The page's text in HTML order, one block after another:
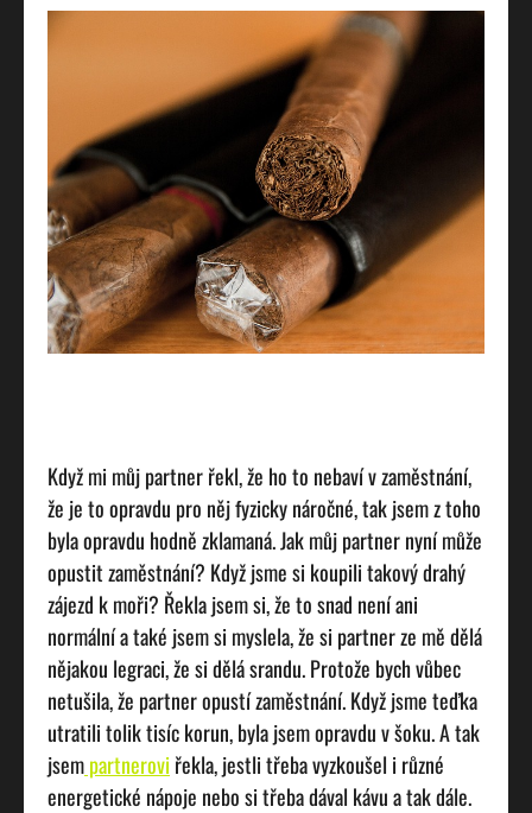
Když mi můj partner řekl, že ho to nebaví v zaměstnání,
že je to opravdu pro něj fyzicky náročné, tak jsem z toho
byla opravdu hodně zklamaná. Jak můj partner nyní může
opustit zaměstnání? Když jsme si koupili takový drahý
zájezd k moři? Řekla jsem si, že to snad není ani
normální a také jsem si myslela, že si partner ze mě dělá
nějakou legraci, že si dělá srandu. Protože bych vůbec
netušila, že partner opustí zaměstnání. Když jsme teďka
utratili tolik tisíc korun, byla jsem opravdu v šoku. A tak
jsempartnerovi řekla, jestli třeba vyzkoušel i různé
energetické nápoje nebo si třeba dával kávu a tak dále.